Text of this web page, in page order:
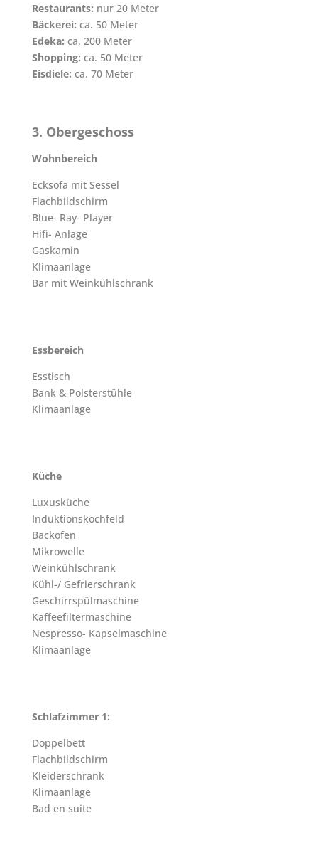
Restaurants: nur 20 Meter
Bäckerei: ca. 50 Meter
Edeka: ca. 200 Meter
Shopping: ca. 50 Meter
Eisdiele: ca. 70 Meter
3. Obergeschoss
Wohnbereich
Ecksofa mit Sessel
Flachbildschirm
Blue- Ray- Player
Hifi- Anlage
Gaskamin
Klimaanlage
Bar mit Weinkühlschrank
Essbereich
Esstisch
Bank & Polsterstühle
Klimaanlage
Küche
Luxusküche
Induktionskochfeld
Backofen
Mikrowelle
Weinkühlschrank
Kühl-/ Gefrierschrank
Geschirrspülmaschine
Kaffeefiltermaschine
Nespresso- Kapselmaschine
Klimaanlage
Schlafzimmer 1:
Doppelbett
Flachbildschirm
Kleiderschrank
Klimaanlage
Bad en suite